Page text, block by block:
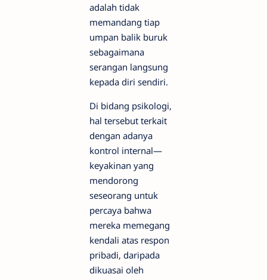
adalah tidak
memandang tiap
umpan balik buruk
sebagaimana
serangan langsung
kepada diri sendiri.
Di bidang psikologi,
hal tersebut terkait
dengan adanya
kontrol internal—
keyakinan yang
mendorong
seseorang untuk
percaya bahwa
mereka memegang
kendali atas respon
pribadi, daripada
dikuasai oleh